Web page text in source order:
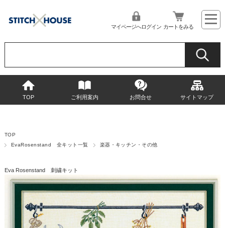
マイページへログイン カートをみる
TOP ご利用案内 お問合せ サイトマップ
TOP
EvaRosenstand 全キット一覧
楽器・キッチン・その他
Eva Rosenstand 刺繍キット